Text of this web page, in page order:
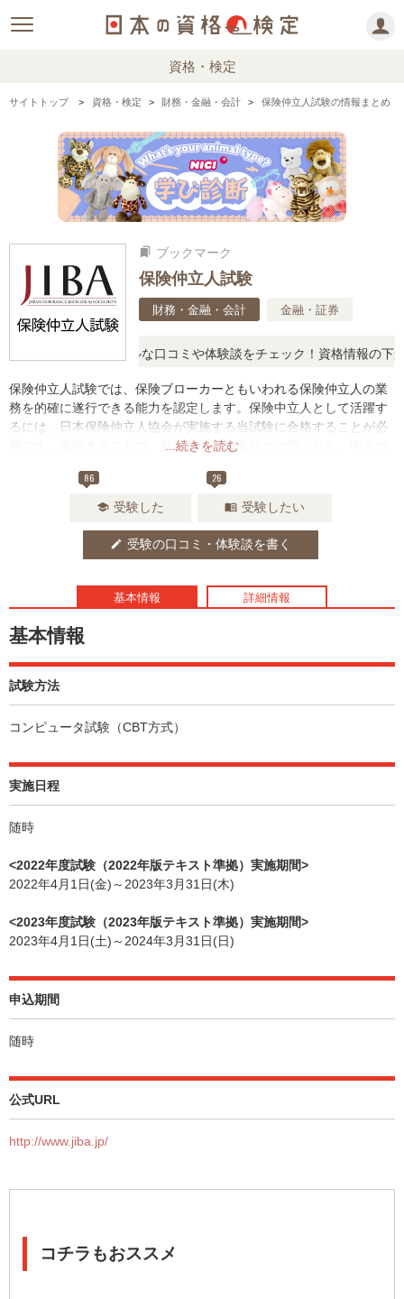
資格・検定
サイトトップ 資格・検定 財務・金融・会計 保険仲立人試験の情報まとめ
bookmarks ブックマーク
保険仲立人試験
財務・金融・会計 金融・証券
思ったら、リアルな口コミや体験談をチェック！資格情報の下から
...続きを読む
保険仲立人試験では、保険ブローカーともいわれる保険仲立人の業
務を的確に遂行できる能力を認定します。保険中立人として活躍す
るには、日本保険仲立人協会が実施する当試験に合格することが必
要です。取得することで、契約者と保険会社との間に立ち、中立の
また、日本だけでなく海外にある会社に関しても保険契約の仲介を
務めることもできます。
86
school 受験した
26
menu_book 受験したい
edit 受験の口コミ・体験談を書く
基本情報 詳細情報
基本情報
試験方法
コンピュータ試験（CBT方式）
実施日程
随時
<2022年度試験（2022年版テキスト準拠）実施期間>
2022年4月1日(金)～2023年3月31日(木)
<2023年度試験（2023年版テキスト準拠）実施期間>
2023年4月1日(土)～2024年3月31日(日)
申込期間
随時
公式URL
http://www.jiba.jp/
コチラもおススメ